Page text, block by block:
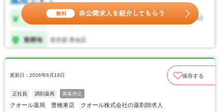
更新日：2026年6月18日 保存する
正社員 調剤薬局 募集停止
クオール薬局 豊橋東店 クオール株式会社の薬剤師求人